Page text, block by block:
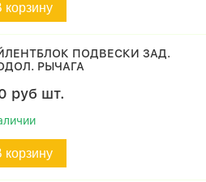
корзину
ПОДВЕСКИ ЗАД.
РЫЧАГА
руб шт.
корзину